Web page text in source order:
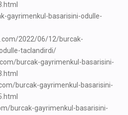
gayrimenkul-basarisini-odulle-
2022/06/12/burcak-
taclandirdi/
burcak-gayrimenkul-basarisini-
burcak-gayrimenkul-basarisini-
burcak-gayrimenkul-basarisini-